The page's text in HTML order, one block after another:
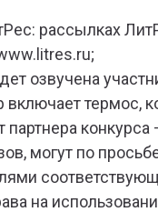
рассылках
озвучена
термос,
могут по
на